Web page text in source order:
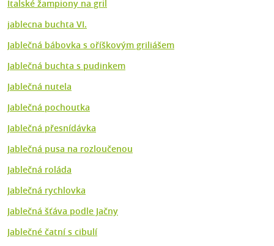
Italské žampiony na gril
jablecna buchta VI.
Jablečná bábovka s oříškovým griliášem
Jablečná buchta s pudinkem
Jablečná nutela
Jablečná pochoutka
Jablečná přesnídávka
Jablečná pusa na rozloučenou
Jablečná roláda
Jablečná rychlovka
Jablečná šťáva podle Jačny
Jablečné čatní s cibulí